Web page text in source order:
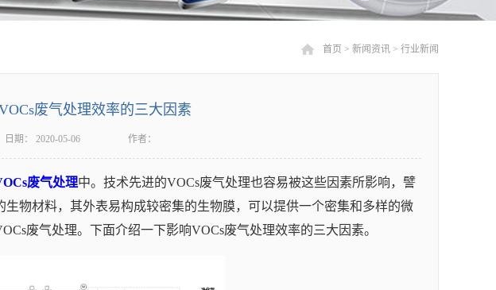
首页 > 新闻资讯 > 行业新闻
废气处理效率的三大因素
日期： 2020-05-06 作者：
废气处理中。技术先进的VOCs废气处理也容易被这些因素所影响，譬
物材料，其外表易构成较密集的生物膜，可以提供一个密集和多样的微
废气处理。下面介绍一下影响VOCs废气处理效率的三大因素。